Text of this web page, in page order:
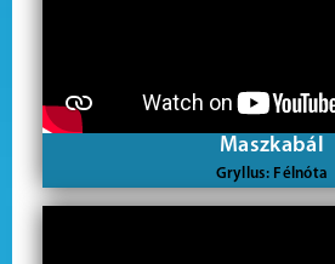
Maszkabál
Gryllus: Félnóta